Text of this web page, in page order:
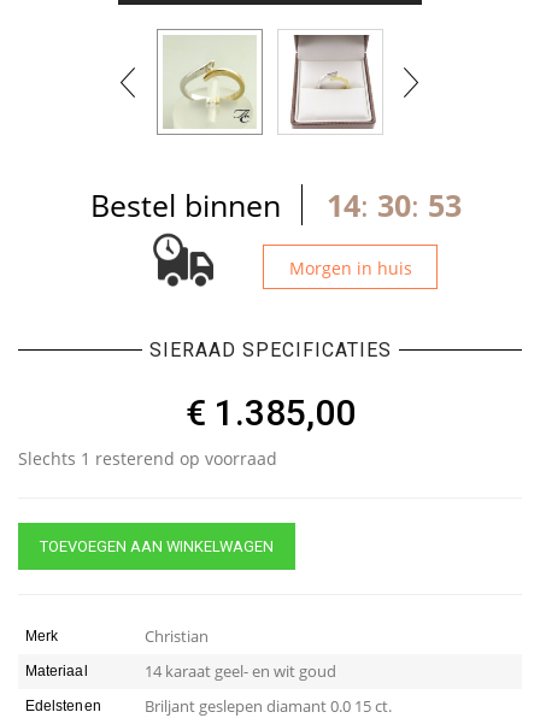
Bestel binnen 14: 30: 53
Morgen in huis
SIERAAD SPECIFICATIES
€ 1.385,00
Slechts 1 resterend op voorraad
TOEVOEGEN AAN WINKELWAGEN
Merk Christian
Materiaal 14 karaat geel- en wit goud
Edelstenen Briljant geslepen diamant 0.0 15 ct.